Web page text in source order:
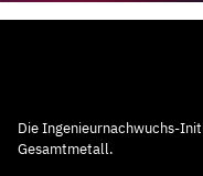
Die Ingenieurnachwuchs-
Gesamtmetall.